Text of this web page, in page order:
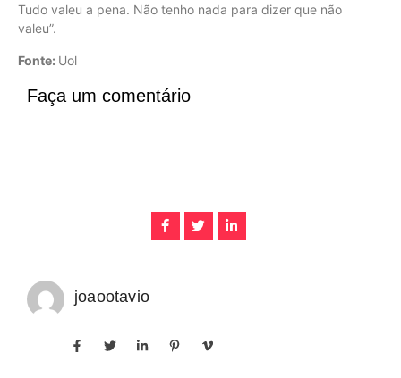
Tudo valeu a pena. Não tenho nada para dizer que não
valeu”.
Fonte: Uol
Faça um comentário
joaootavio